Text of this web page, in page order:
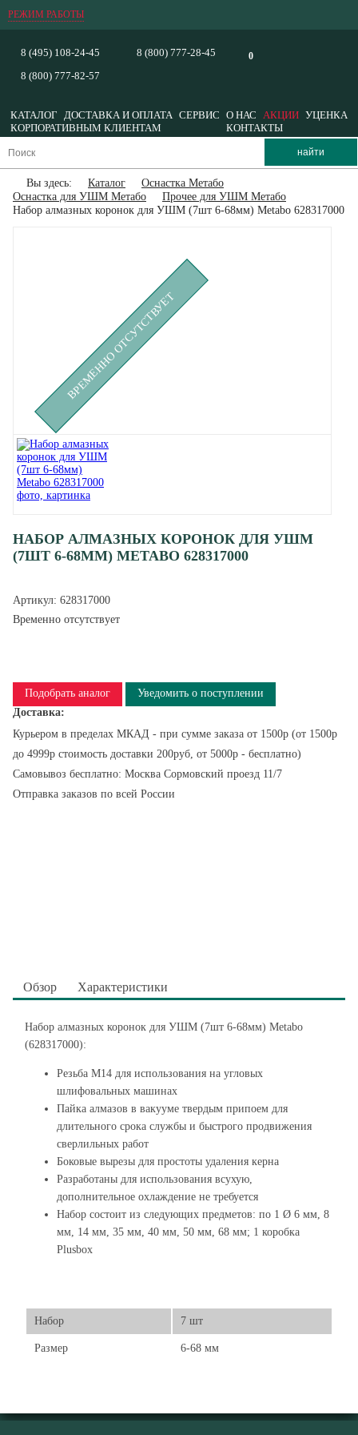
РЕЖИМ РАБОТЫ
0
8 (495) 108-24-45
8 (800) 777-82-57
8 (800) 777-28-45
КАТАЛОГ ДОСТАВКА И ОПЛАТА СЕРВИС О НАС АКЦИИ УЦЕНКА
КОРПОРАТИВНЫМ КЛИЕНТАМ
КОНТАКТЫ
Вы здесь: Каталог
Оснастка Метабо
Оснастка для УШМ Метабо
Прочее для УШМ Метабо
Набор алмазных коронок для УШМ (7шт 6-68мм) Metabo 628317000
ВРЕМЕННО ОТСУТСТВУЕТ
НАБОР АЛМАЗНЫХ КОРОНОК ДЛЯ УШМ
(7ШТ 6-68ММ) METABO 628317000
Артикул: 628317000
Временно отсутствует
Подобрать аналог
Уведомить о поступлении
Доставка:
Курьером в пределах МКАД - при сумме заказа от 1500р (от 1500р
до 4999р стоимость доставки 200руб, от 5000р - бесплатно)
Самовывоз бесплатно: Москва Сормовский проезд 11/7
Отправка заказов по всей России
Обзор Характеристики
Набор алмазных коронок для УШМ (7шт 6-68мм) Metabo
(628317000):
Резьба M14 для использования на угловых
шлифовальных машинах
Пайка алмазов в вакууме твердым припоем для
длительного срока службы и быстрого продвижения
сверлильных работ
Боковые вырезы для простоты удаления керна
Разработаны для использования всухую,
дополнительное охлаждение не требуется
Набор состоит из следующих предметов: по 1 Ø 6 мм, 8
мм, 14 мм, 35 мм, 40 мм, 50 мм, 68 мм; 1 коробка
Plusbox
Набор 7 шт
Размер 6-68 мм